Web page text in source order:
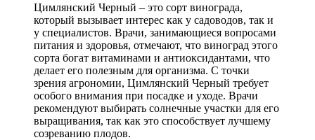
Цимлянский Черный – это сорт винограда,
который вызывает интерес как у садоводов, так и
у специалистов. Врачи, занимающиеся вопросами
питания и здоровья, отмечают, что виноград этого
сорта богат витаминами и антиоксидантами, что
делает его полезным для организма. С точки
зрения агрономии, Цимлянский Черный требует
особого внимания при посадке и уходе. Врачи
рекомендуют выбирать солнечные участки для его
выращивания, так как это способствует лучшему
созреванию плодов.